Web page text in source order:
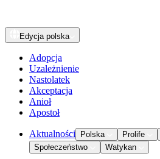
Edycja polska
Adopcja
Uzależnienie
Nastolatek
Akceptacja
Anioł
Apostoł
Aktualności Polska Prolife
Społeczeństwo
Watykan